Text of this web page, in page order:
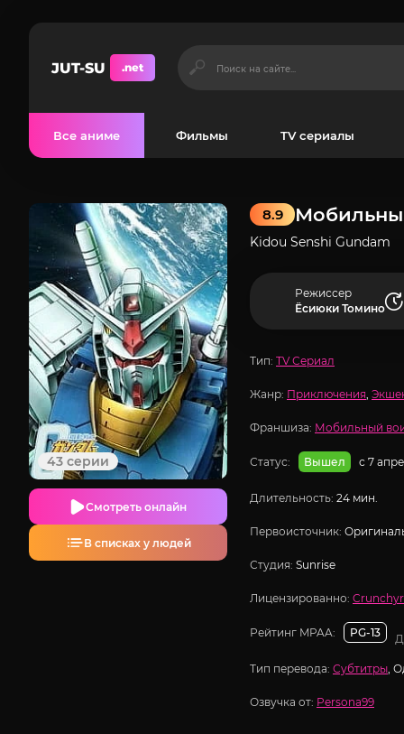
JUT-SU .net
Все аниме Фильмы TV сериалы
8.9
Kidou Senshi Gundam
43 серии
Смотреть онлайн
В списках у людей
Режиссер
Ёсиюки Томино
Тип: TV Сериал
Жанр: Приключения,
Франшиза: Мобильный
Статус: Вышел с 7
Длительность: 24 мин.
Первоисточник:
Студия: Sunrise
Лицензированно:
Рейтинг MPAA: PG-13
Тип перевода: Субтитры,
Озвучка от: Persona99